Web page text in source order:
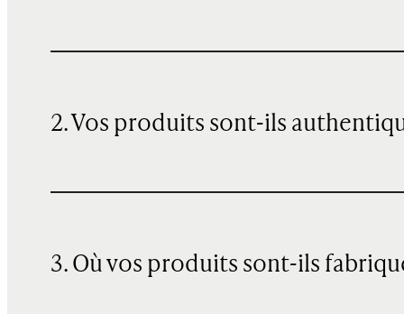
2. Vos produits sont-ils
3. Où vos produits sont-ils